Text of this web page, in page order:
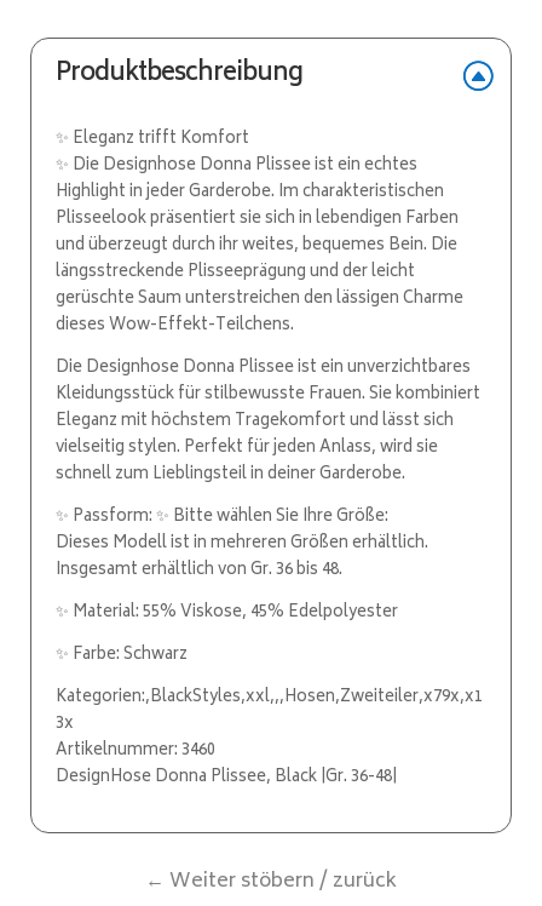
:
Produktbeschreibung
✨ Eleganz trifft Komfort
✨ Die Designhose Donna Plissee ist ein echtes
Highlight in jeder Garderobe. Im charakteristischen
Plisseelook präsentiert sie sich in lebendigen Farben
und überzeugt durch ihr weites, bequemes Bein. Die
längsstreckende Plisseeprägung und der leicht
gerüschte Saum unterstreichen den lässigen Charme
dieses Wow-Effekt-Teilchens.
Die Designhose Donna Plissee ist ein unverzichtbares
Kleidungsstück für stilbewusste Frauen. Sie kombiniert
Eleganz mit höchstem Tragekomfort und lässt sich
vielseitig stylen. Perfekt für jeden Anlass, wird sie
schnell zum Lieblingsteil in deiner Garderobe.
✨ Passform: ✨ Bitte wählen Sie Ihre Größe:
Dieses Modell ist in mehreren Größen erhältlich.
Insgesamt erhältlich von Gr. 36 bis 48.
✨ Material: 55% Viskose, 45% Edelpolyester
✨ Farbe: Schwarz
Kategorien:,BlackStyles,xxl,,,Hosen,Zweiteiler,x79x,x1
3x
Artikelnummer: 3460
DesignHose Donna Plissee, Black |Gr. 36-48|
← Weiter stöbern / zurück